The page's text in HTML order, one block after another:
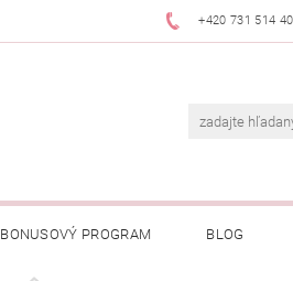
+420 731 514
BONUSOVÝ PROGRAM BLOG